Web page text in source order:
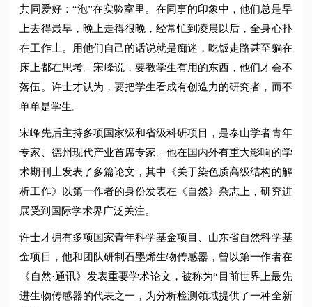
共同爱好：“泡”在实验室里。在同事的印象中，他们总是早
上去得最早，晚上走得很晚，经常忙到凌晨以后，全身心扑
在工作上。用他们自己的话说就是痴迷，吃饭走路甚至躺在
床上都在思考。宋峰说，要教学生有用的东西，他们才会不
落伍。许士才认为，要把学生看成有创造力的研究者，而不
单单是学生。
宋峰先后主持多项国家级和省级科研项目，是泰山学者青年
专家、德州现代产业首席专家。他在国内外有重大影响的学
术期刊上发表了多篇论文，其中《关于染色质高级结构的解
析工作》以第一作者的身份发表在《自然》杂志上，研究进
展受到国际学术界广泛关注。
许士才拥有多项国家青年科学基金项目、山东省自然科学基
金项目，他和团队研制石墨烯生物传感器，曾以第一作者在
《自然·通讯》发表重要学术论文，被称为“目前世界上最先
进生物传感器的代表之一，为分析检测领域提供了一种全新